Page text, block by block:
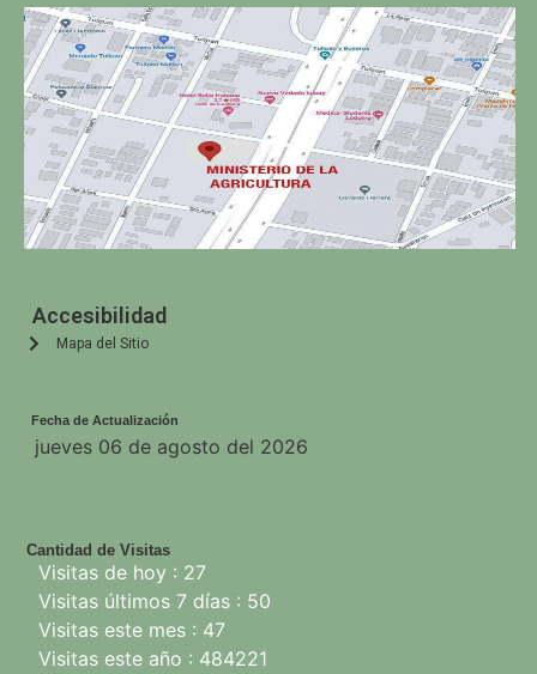
Accesibilidad
Mapa del Sitio
Fecha de Actualización
Cantidad de Visitas
Visitas de hoy : 27
Visitas últimos 7 días : 50
Visitas este mes : 47
Visitas este año : 484221
jueves 06 de agosto del 2026